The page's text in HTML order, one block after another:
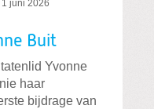
1 juni 2026
Buit
Yvonne
haar
bijdrage van